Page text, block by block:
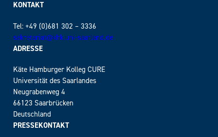
KONTAKT
Tel: +49 (0)681 302 – 3336
sekretariat@khk.uni-saarland.de
ADRESSE
Käte Hamburger Kolleg CURE
Universität des Saarlandes
Neugrabenweg 4
66123 Saarbrücken
Deutschland
PRESSEKONTAKT